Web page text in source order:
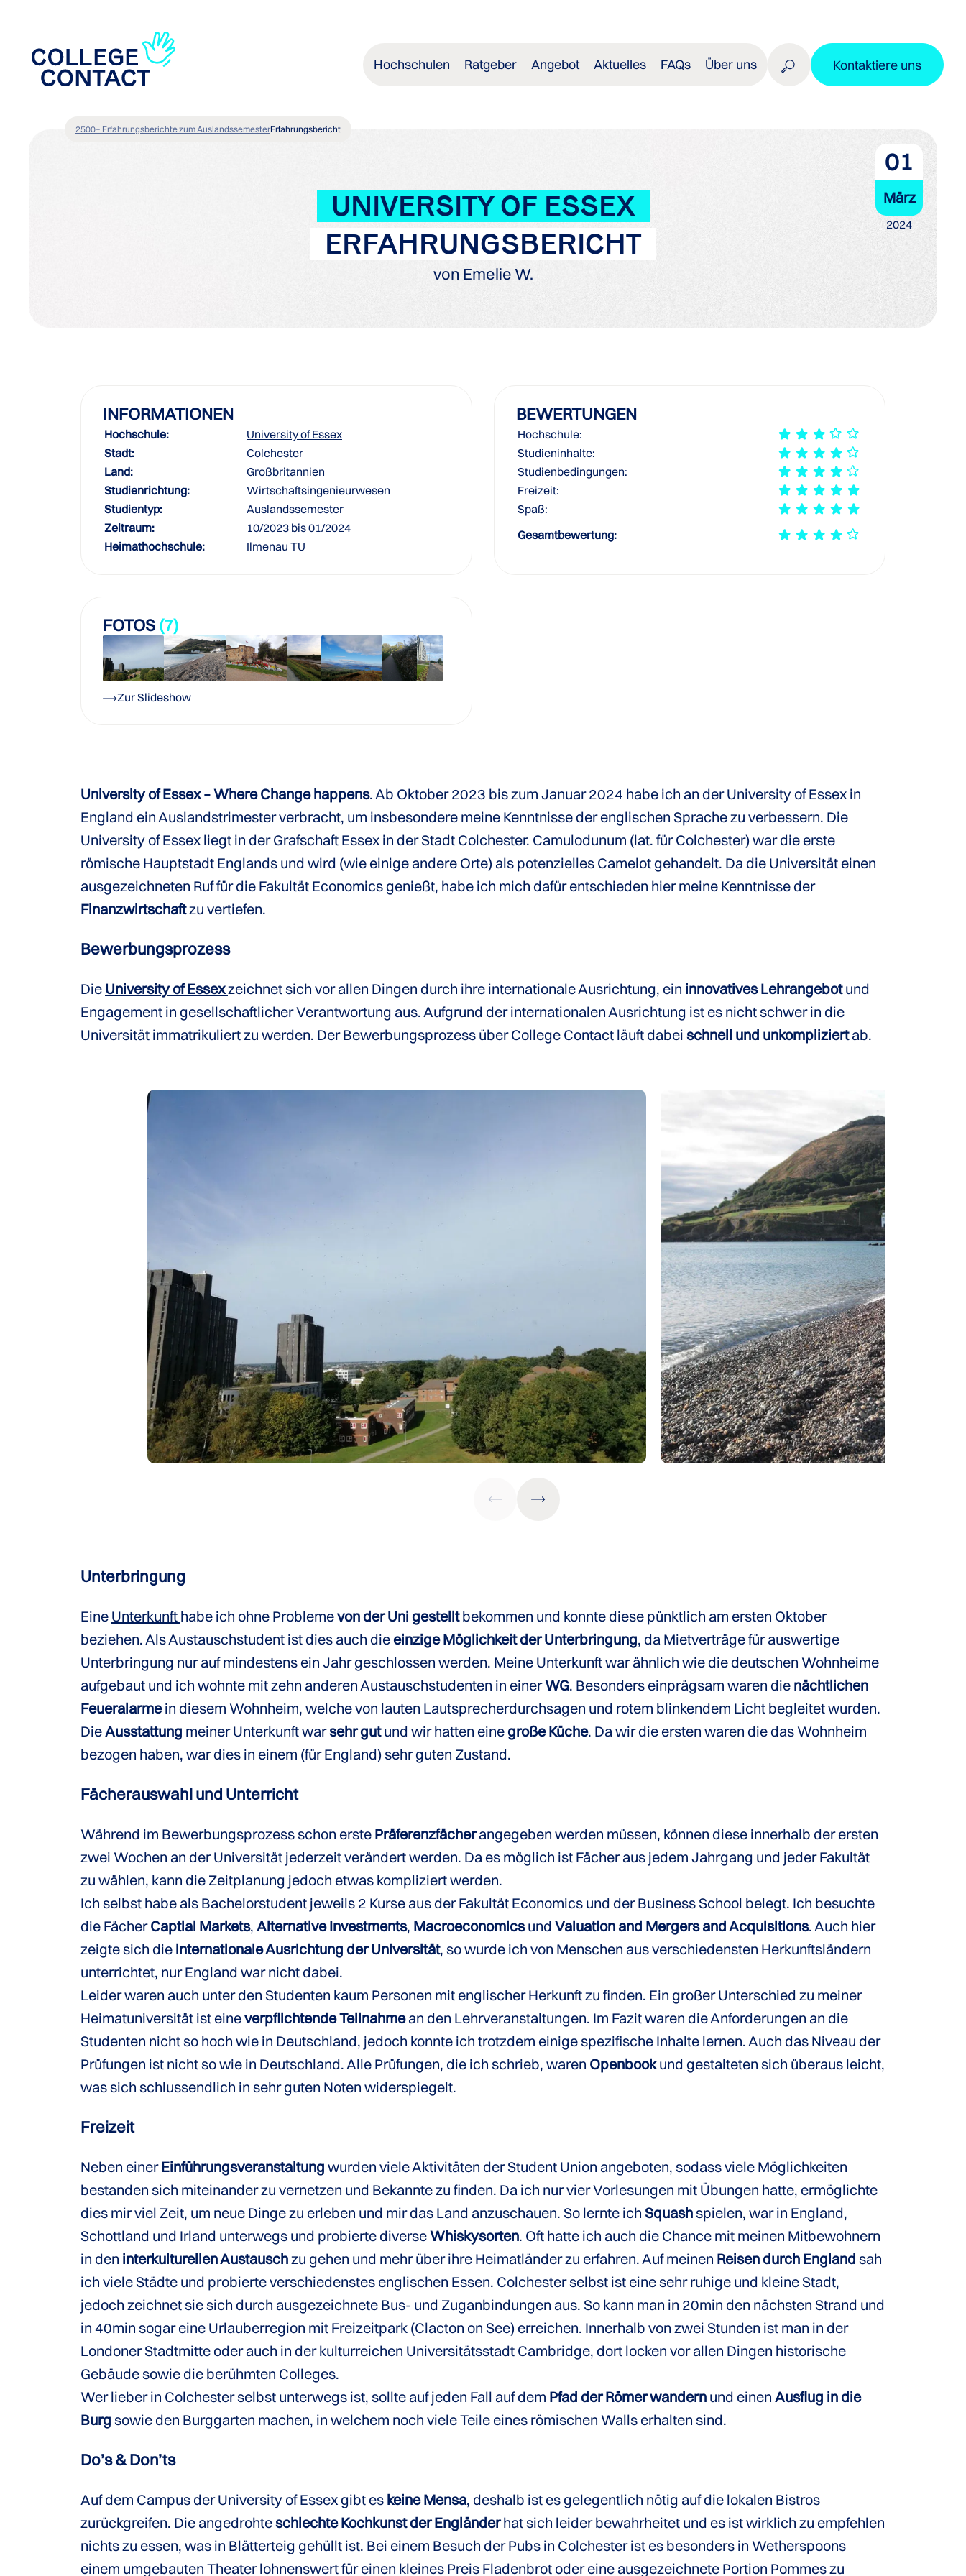
Hochschulen Ratgeber Angebot Aktuelles FAQs Über uns Kontaktiere uns
2500+ Erfahrungsberichte zum AuslandssemesterErfahrungsbericht
UNIVERSITY OF ESSEX
ERFAHRUNGSBERICHT
von Emelie W.
01
März
2024
INFORMATIONEN
Hochschule:
University of Essex
Stadt:
Colchester
Land:
Großbritannien
Studienrichtung:
Wirtschaftsingenieurwesen
Studientyp:
Auslandssemester
Zeitraum:
10/2023 bis 01/2024
Heimathochschule:
Ilmenau TU
BEWERTUNGEN
Hochschule:
Studieninhalte:
Studienbedingungen:
Freizeit:
Spaß:
Gesamtbewertung:
FOTOS (7)
Zur Slideshow
University of Essex – Where Change happens. Ab Oktober 2023 bis zum Januar 2024 habe ich an der University of Essex in
England ein Auslandstrimester verbracht, um insbesondere meine Kenntnisse der englischen Sprache zu verbessern. Die
University of Essex liegt in der Grafschaft Essex in der Stadt Colchester. Camulodunum (lat. für Colchester) war die erste
römische Hauptstadt Englands und wird (wie einige andere Orte) als potenzielles Camelot gehandelt. Da die Universität einen
ausgezeichneten Ruf für die Fakultät Economics genießt, habe ich mich dafür entschieden hier meine Kenntnisse der
Finanzwirtschaftzu vertiefen.
Bewerbungsprozess
Die University of Essexzeichnet sich vor allen Dingen durch ihre internationale Ausrichtung, ein innovatives Lehrangebotund
Engagement in gesellschaftlicher Verantwortung aus. Aufgrund der internationalen Ausrichtung ist es nicht schwer in die
Universität immatrikuliert zu werden. Der Bewerbungsprozess über College Contact läuft dabei schnell und unkompliziertab.
Unterbringung
Eine Unterkunft habe ich ohne Problemevon der Uni gestelltbekommen und konnte diese pünktlich am ersten Oktober
beziehen. Als Austauschstudent ist dies auch dieeinzige Möglichkeit der Unterbringung, da Mietverträge für auswertige
Unterbringung nur auf mindestens ein Jahr geschlossen werden. Meine Unterkunft war ähnlich wie die deutschen Wohnheime
aufgebaut und ich wohnte mit zehn anderen Austauschstudenten in einerWG. Besonders einprägsam waren die nächtlichen
Feueralarmein diesem Wohnheim, welche von lauten Lautsprecherdurchsagen und rotem blinkendem Licht begleitet wurden.
DieAusstattung meiner Unterkunft warsehr gutund wir hatten einegroße Küche. Da wir die ersten waren die das Wohnheim
bezogen haben, war dies in einem (für England) sehr guten Zustand.
Fächerauswahl und Unterricht
Während im Bewerbungsprozess schon erste Präferenzfächerangegeben werden müssen, können diese innerhalb der ersten
zwei Wochen an der Universität jederzeit verändert werden. Da es möglich ist Fächer aus jedem Jahrgang und jeder Fakultät
zu wählen, kann die Zeitplanung jedoch etwas kompliziert werden.
Ich selbst habe als Bachelorstudent jeweils 2 Kurse aus der Fakultät Economics und der Business School belegt. Ich besuchte
die FächerCaptial Markets, Alternative Investments, Macroeconomicsund Valuation and Mergers and Acquisitions. Auch hier
zeigte sich die internationale Ausrichtung der Universität, so wurde ich von Menschen aus verschiedensten Herkunftsländern
unterrichtet, nur England war nicht dabei.
Leider waren auch unter den Studenten kaum Personen mit englischer Herkunft zu finden. Ein großer Unterschied zu meiner
Heimatuniversität ist eineverpflichtende Teilnahmean den Lehrveranstaltungen. Im Fazit waren die Anforderungen an die
Studenten nicht so hoch wie in Deutschland, jedoch konnte ich trotzdem einige spezifische Inhalte lernen. Auch das Niveau der
Prüfungen ist nicht so wie in Deutschland. Alle Prüfungen, die ich schrieb, waren Openbookund gestalteten sich überaus leicht,
was sich schlussendlich in sehr guten Noten widerspiegelt.
Freizeit
Neben einerEinführungsveranstaltung wurden viele Aktivitäten der Student Union angeboten, sodass viele Möglichkeiten
bestanden sich miteinander zu vernetzen und Bekannte zu finden. Da ich nur vier Vorlesungen mit Übungen hatte, ermöglichte
dies mir viel Zeit, um neue Dinge zu erleben und mir das Land anzuschauen. So lernte ich Squashspielen, war in England,
Schottland und Irland unterwegs und probierte diverseWhiskysorten. Oft hatte ich auch die Chance mit meinen Mitbewohnern
in den interkulturellen Austauschzu gehen und mehr über ihre Heimatländer zu erfahren. Auf meinen Reisen durch England sah
ich viele Städte und probierte verschiedenstes englischen Essen. Colchester selbst ist eine sehr ruhige und kleine Stadt,
jedoch zeichnet sie sich durch ausgezeichnete Bus- und Zuganbindungen aus. So kann man in 20min den nächsten Strand und
in 40min sogar eine Urlauberregion mit Freizeitpark (Clacton on See) erreichen. Innerhalb von zwei Stunden ist man in der
Londoner Stadtmitte oder auch in der kulturreichen Universitätsstadt Cambridge, dort locken vor allen Dingen historische
Gebäude sowie die berühmten Colleges.
Wer lieber in Colchester selbst unterwegs ist, sollte auf jeden Fall auf dem Pfad der Römer wandern und einen Ausflug in die
Burg sowie den Burggarten machen, in welchem noch viele Teile eines römischen Walls erhalten sind.
Do’s & Don’ts
Auf dem Campus der University of Essex gibt es keine Mensa, deshalb ist es gelegentlich nötig auf die lokalen Bistros
zurückgreifen. Die angedrohteschlechte Kochkunst der Engländerhat sich leider bewahrheitet und es ist wirklich zu empfehlen
nichts zu essen, was in Blätterteig gehüllt ist. Bei einem Besuch der Pubs in Colchester ist es besonders in Wetherspoons
einem umgebauten Theater lohnenswert für einen kleines Preis Fladenbrot oder eine ausgezeichnete Portion Pommes zu